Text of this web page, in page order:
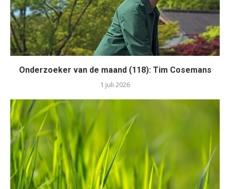
Onderzoeker van de maand (118): Tim Cosemans
1 juli 2026